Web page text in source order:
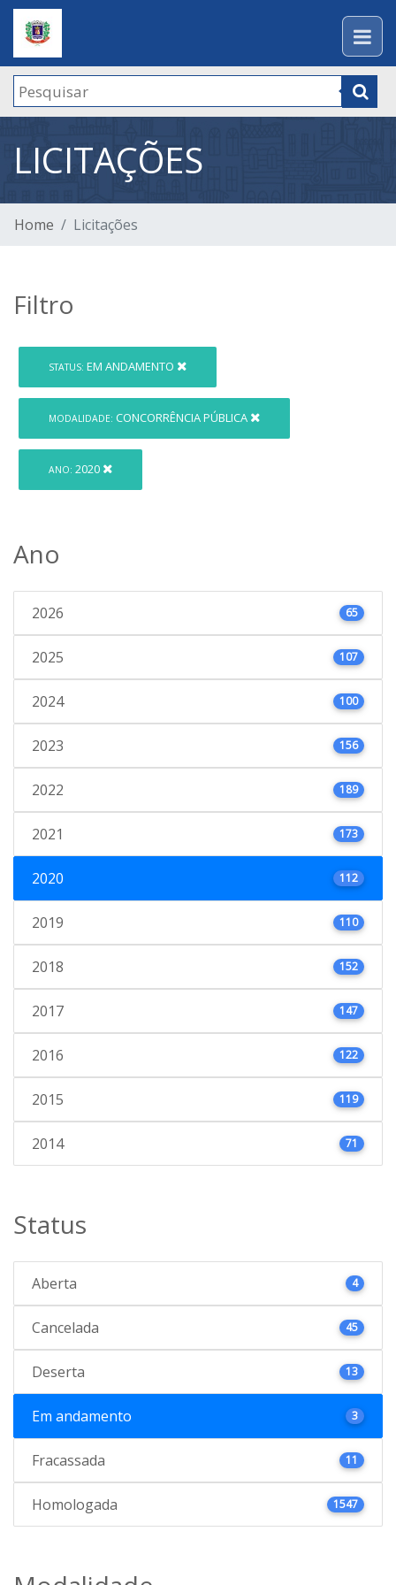
LICITAÇÕES
Home Licitações
Filtro
STATUS: EM ANDAMENTO
MODALIDADE: CONCORRÊNCIA PÚBLICA
ANO: 2020
Ano
2026 65
2025 107
2024 100
2023 156
2022 189
2021 173
2020 112
2019 110
2018 152
2017 147
2016 122
2015 119
2014 71
Status
Aberta 4
Cancelada 45
Deserta 13
Em andamento 3
Fracassada 11
Homologada 1547